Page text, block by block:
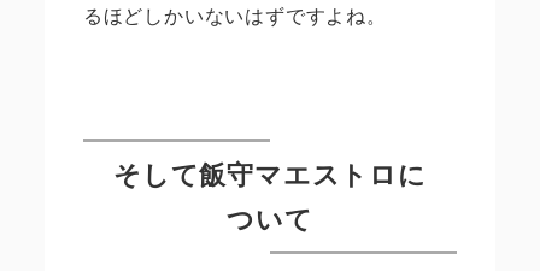
るほどしかいないはずですよね。
そして飯守マエストロに
ついて